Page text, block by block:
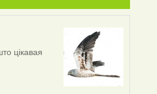
цікавая